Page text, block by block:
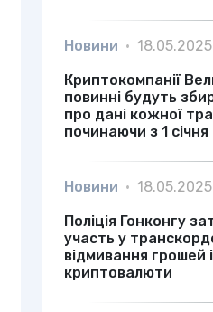
Новини • 18.05.2025
Криптокомпанії
повинні будуть
про дані кожної
починаючи з 1
Новини • 18.05.2025
Поліція Гонконгу
участь у
відмивання грошей
криптовалюти